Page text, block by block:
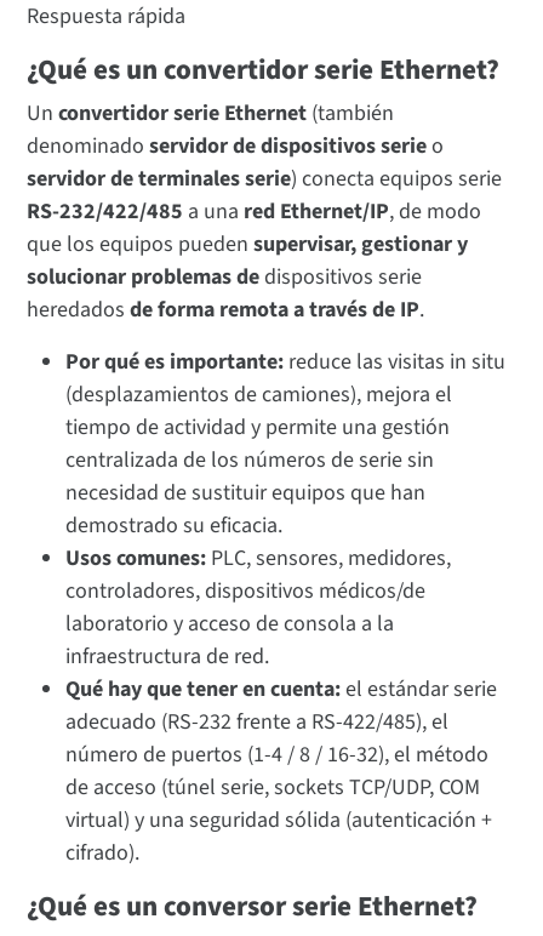
Respuesta rápida
¿Qué es un convertidor serie Ethernet?
Unconvertidor serie Ethernet (también
denominadoservidor de dispositivos serieo
servidor de terminales serie) conecta equipos serie
RS-232/422/485 a una red Ethernet/IP, de modo
que los equipos puedensupervisar, gestionar y
solucionar problemas dedispositivos serie
heredadosde forma remota a través de IP.
Por qué es importante: reduce las visitas in situ
(desplazamientos de camiones), mejora el
tiempo de actividad y permite una gestión
centralizada de los números de serie sin
necesidad de sustituir equipos que han
demostrado su eficacia.
Usos comunes: PLC, sensores, medidores,
controladores, dispositivos médicos/de
laboratorio y acceso de consola a la
infraestructura de red.
Qué hay que tener en cuenta:el estándar serie
adecuado (RS-232 frente a RS-422/485), el
número de puertos (1-4 / 8 / 16-32), el método
de acceso (túnel serie, sockets TCP/UDP, COM
virtual) y una seguridad sólida (autenticación +
cifrado).
¿Qué es un conversor serie Ethernet?